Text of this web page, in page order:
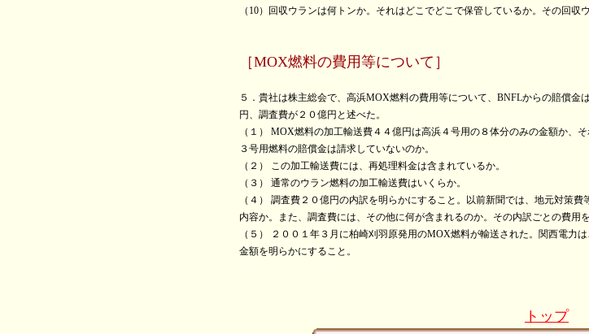
（10）回収ウランは何トンか。それはどこでどこで保管しているか。その回収
［MOX燃料の費用等について］
５．貴社は株主総会で、高浜MOX燃料の費用等について、BNFLからの賠償
円、調査費が２０億円と述べた。
（１） MOX燃料の加工輸送費４４億円は高浜４号用の８体分のみの金額か、
３号用燃料の賠償金は請求していないのか。
（２） この加工輸送費には、再処理料金は含まれているか。
（３） 通常のウラン燃料の加工輸送費はいくらか。
（４） 調査費２０億円の内訳を明らかにすること。以前新聞では、地元対策
内容か。また、調査費には、その他に何が含まれるのか。その内訳ごとの費用
（５） ２００１年３月に柏崎刈羽原発用のMOX燃料が輸送された。関西電力
金額を明らかにすること。
トップ